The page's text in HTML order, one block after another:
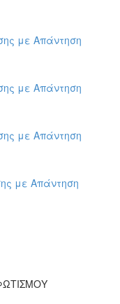
με Απάντηση
με Απάντηση
με Απάντηση
με Απάντηση